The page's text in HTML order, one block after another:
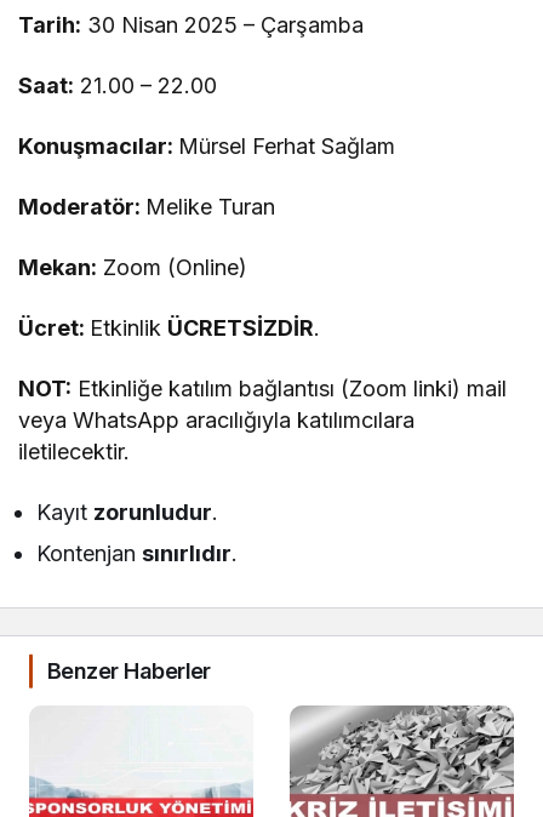
Tarih: 30 Nisan 2025 – Çarşamba
Saat: 21.00 – 22.00
Konuşmacılar: Mürsel Ferhat Sağlam
Moderatör: Melike Turan
Mekan: Zoom (Online)
Ücret: Etkinlik ÜCRETSİZDİR.
NOT: Etkinliğe katılım bağlantısı (Zoom linki) mail
veya WhatsApp aracılığıyla katılımcılara
iletilecektir.
Kayıt zorunludur.
Kontenjansınırlıdır.
Benzer Haberler